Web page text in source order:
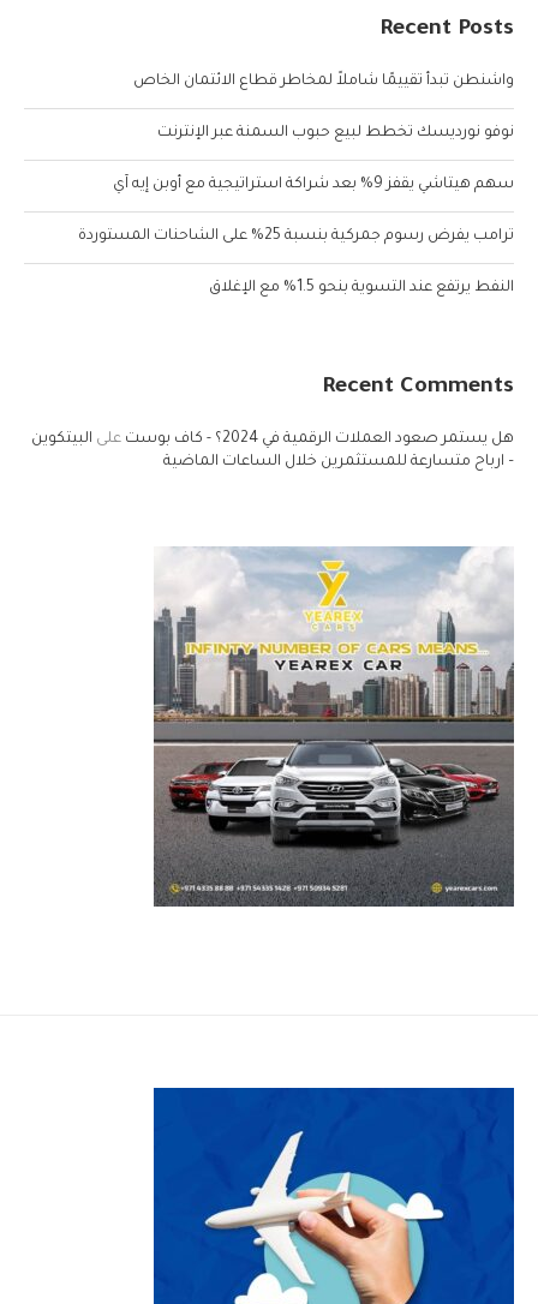
Recent Posts
واشنطن تبدأ تقييمًا شاملاً لمخاطر قطاع الائتمان الخاص
نوفو نورديسك تخطط لبيع حبوب السمنة عبر الإنترنت
سهم هيتاشي يقفز 9% بعد شراكة استراتيجية مع أوبن إيه آي
ترامب يفرض رسوم جمركية بنسبة 25% على الشاحنات المستوردة
النفط يرتفع عند التسوية بنحو 1.5% مع الإغلاق
Recent Comments
هل يستمر صعود العملات الرقمية في 2024؟ - كاف بوست على البيتكوين
– ارباح متسارعة للمستثمرين خلال الساعات الماضية